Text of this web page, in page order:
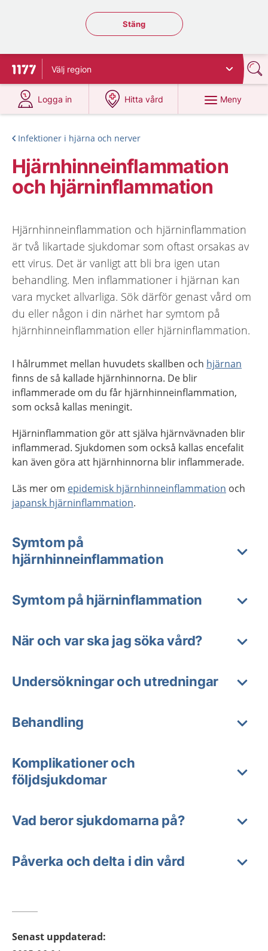
Stäng regionsväljaren
Stäng
Till startsidan för 1177
Välj region
Logga in
på 1177.se
Hitta vård
på 1177.se
Meny
Infektioner i hjärna och nerver
Hjärnhinneinflammation
och hjärninflammation
Hjärnhinneinflammation och hjärninflammation
är två likartade sjukdomar som oftast orsakas av
ett virus. Det är vanligt att bli bra igen utan
behandling. Men inflammationer i hjärnan kan
vara mycket allvarliga. Sök därför genast vård om
du eller någon i din närhet har symtom på
hjärnhinneinflammation eller hjärninflammation.
I hålrummet mellan huvudets skallben och hjärnan
finns de så kallade hjärnhinnorna. De blir
inflammerade om du får hjärnhinneinflammation,
som också kallas meningit.
Hjärninflammation gör att själva hjärnvävnaden blir
inflammerad. Sjukdomen som också kallas encefalit
kan även göra att hjärnhinnorna blir inflammerade.
Läs mer om epidemisk hjärnhinneinflammation och
japansk hjärninflammation.
Symtom på
hjärnhinneinflammation
Symtom på hjärninflammation
När och var ska jag söka vård?
Undersökningar och utredningar
Behandling
Komplikationer och
följdsjukdomar
Vad beror sjukdomarna på?
Påverka och delta i din vård
Senast uppdaterad: